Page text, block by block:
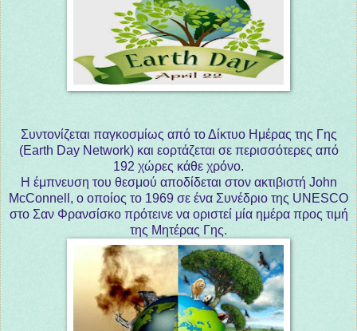
Συντονίζεται παγκοσμίως από το Δίκτυο Ημέρας της Γης
(Earth Day Network) και εορτάζεται σε περισσότερες από
192 χώρες κάθε χρόνο.
Η έμπνευση του θεσμού αποδίδεται στον ακτιβιστή John
McConnell, ο οποίος το 1969 σε ένα Συνέδριο της UNESCO
στο Σαν Φρανσίσκο πρότεινε να οριστεί μία ημέρα προς τιμή
της Μητέρας Γης.